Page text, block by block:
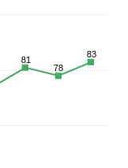
81
78
83